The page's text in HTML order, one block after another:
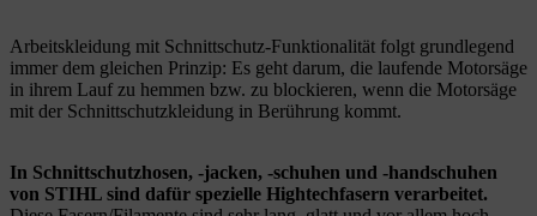
Arbeitskleidung mit Schnittschutz-Funktionalität folgt grundlegend
immer dem gleichen Prinzip: Es geht darum, die laufende Motorsäge
in ihrem Lauf zu hemmen bzw. zu blockieren, wenn die Motorsäge
mit der Schnittschutzkleidung in Berührung kommt.
In Schnittschutzhosen, -jacken, -schuhen und -handschuhen
von STIHL sind dafür spezielle Hightechfasern verarbeitet.